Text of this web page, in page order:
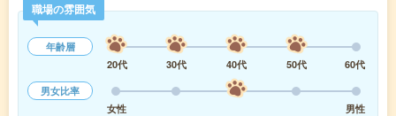
職場の雰囲気
年齢層
20代
30代 40代 50代
60代
男女比率
女性
男性